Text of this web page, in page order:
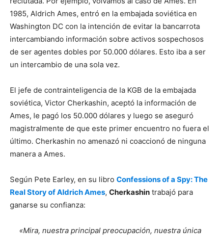
1985, Aldrich Ames, entró en la embajada soviética en
Washington DC con la intención de evitar la bancarrota
intercambiando información sobre activos sospechosos
de ser agentes dobles por 50.000 dólares. Esto iba a ser
un intercambio de una sola vez.
El jefe de contrainteligencia de la KGB de la embajada
soviética, Victor Cherkashin, aceptó la información de
Ames, le pagó los 50.000 dólares y luego se aseguró
magistralmente de que este primer encuentro no fuera el
último. Cherkashin no amenazó ni coaccionó de ninguna
manera a Ames.
Según Pete Earley, en su libro Confessions of a Spy: The
Real Story of Aldrich Ames, Cherkashin trabajó para
ganarse su confianza:
«Mira, nuestra principal preocupación, nuestra única